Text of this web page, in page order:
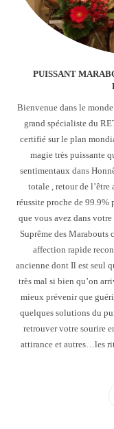
PUISSANT
Bienvenue dans le
grand spécialiste du
certifié sur le plan
magie très puissante
sentimentaux dans
totale , retour de l’être
réussite proche de 99.9%
que vous avez dans
Suprême des
affection rapide
ancienne dont Il est seul
très mal si bien qu’on
mieux prévenir que
quelques solutions du
retrouver votre sourire
attirance et autres…les